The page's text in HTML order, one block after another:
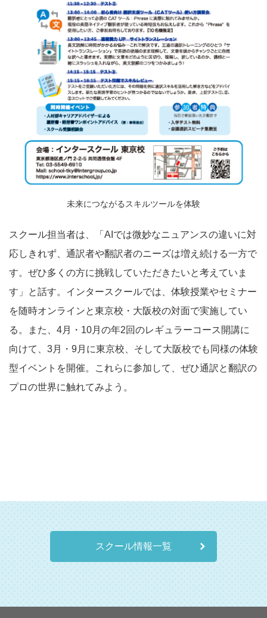
未来につながるスキルツールを体験
スクール担当者は、「AIでは微妙なニュアンスの違いに対
応しきれず、通訳者や翻訳者のニーズは増え続ける一方で
す。ぜひ多くの方に挑戦していただきたいと考えていま
す」と話す。インタースクールでは、体験授業やセミナー
を随時オンラインと東京校・大阪校の対面で実施してい
る。また、4月・10月の年2回のレギュラーコース開講に
向けて、3月・9月に東京校、そして大阪校でも同様の体験
型イベントを開催。これらに参加して、ぜひ通訳と翻訳の
プロの世界に触れてみよう。
スクール情報一覧